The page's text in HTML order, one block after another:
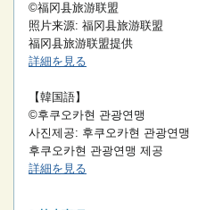
©福冈县旅游联盟
照片来源: 福冈县旅游联盟
福冈县旅游联盟提供
詳細を見る
【韓国語】
©후쿠오카현 관광연맹
사진제공: 후쿠오카현 관광연맹
후쿠오카현 관광연맹 제공
詳細を見る